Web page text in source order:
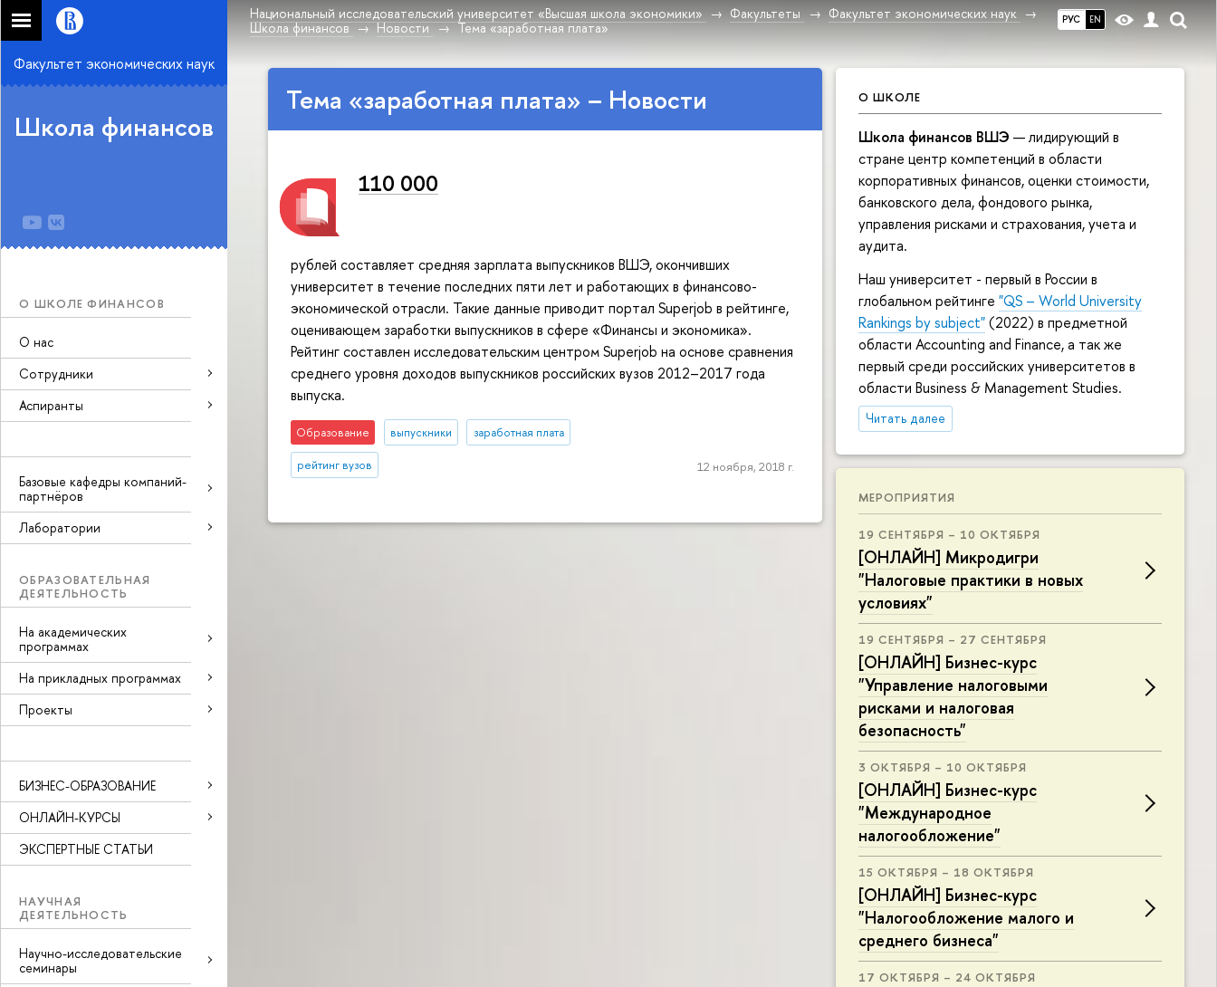
РУС EN
Национальный исследовательский университет «Высшая школа экономики» Факультеты
Факультет экономических наук
Школа финансов
Новости Тема «заработная плата»
Факультет экономических наук
Школа финансов
О ШКОЛЕ ФИНАНСОВ
О нас
Сотрудники
Аспиранты
Базовые кафедры компаний-
партнёров
Лаборатории
ОБРАЗОВАТЕЛЬНАЯ
ДЕЯТЕЛЬНОСТЬ
На академических
программах
На прикладных программах
Проекты
БИЗНЕС-ОБРАЗОВАНИЕ
ОНЛАЙН-КУРСЫ
ЭКСПЕРТНЫЕ СТАТЬИ
НАУЧНАЯ
ДЕЯТЕЛЬНОСТЬ
Научно-исследовательские
семинары
О ШКОЛЕ
Школа финансов ВШЭ — лидирующий в
стране центр компетенций в области
корпоративных финансов, оценки стоимости,
банковского дела, фондового рынка,
управления рисками и страхования, учета и
аудита.
Наш университет - первый в России в
глобальном рейтинге "QS – World University
Rankings by subject"(2022) в предметной
области Accounting and Finance, а так же
первый среди российских университетов в
области Business & Management Studies.
Читать далее
МЕРОПРИЯТИЯ
19 СЕНТЯБРЯ – 10 ОКТЯБРЯ
[ОНЛАЙН] Микродигри
"Налоговые практики в новых
условиях"
19 СЕНТЯБРЯ – 27 СЕНТЯБРЯ
[ОНЛАЙН] Бизнес-курс
"Управление налоговыми
рисками и налоговая
безопасность"
3 ОКТЯБРЯ – 10 ОКТЯБРЯ
[ОНЛАЙН] Бизнес-курс
"Международное
налогообложение"
15 ОКТЯБРЯ – 18 ОКТЯБРЯ
[ОНЛАЙН] Бизнес-курс
"Налогообложение малого и
среднего бизнеса"
17 ОКТЯБРЯ – 24 ОКТЯБРЯ
Тема «заработная плата» – Новости
110 000
рублей составляет средняя зарплата выпускников ВШЭ, окончивших
университет в течение последних пяти лет и работающих в финансово-
экономической отрасли. Такие данные приводит портал Superjob в рейтинге,
оценивающем заработки выпускников в сфере «Финансы и экономика».
Рейтинг составлен исследовательским центром Superjob на основе сравнения
среднего уровня доходов выпускников российских вузов 2012–2017 года
выпуска.
Образование выпускники заработная плата
рейтинг вузов 12 ноября, 2018 г.